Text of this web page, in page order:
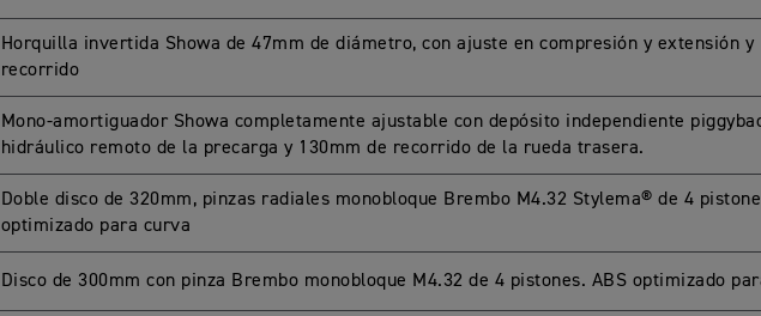
Horquilla invertida Showa de 47mm de diámetro, con ajuste en compresión y extensión y
recorrido
Mono-amortiguador Showa completamente ajustable con depósito independiente
hidráulico remoto de la precarga y 130mm de recorrido de la rueda trasera.
Doble disco de 320mm, pinzas radiales monobloque Brembo M4.32 Stylema® de 4
optimizado para curva
Disco de 300mm con pinza Brembo monobloque M4.32 de 4 pistones. ABS optimizado